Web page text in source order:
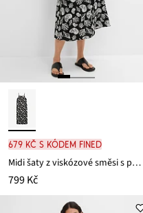
679 Kč s kódem FINED
Midi šaty z viskózové směsi s potiskem po celé ploše
799 Kč